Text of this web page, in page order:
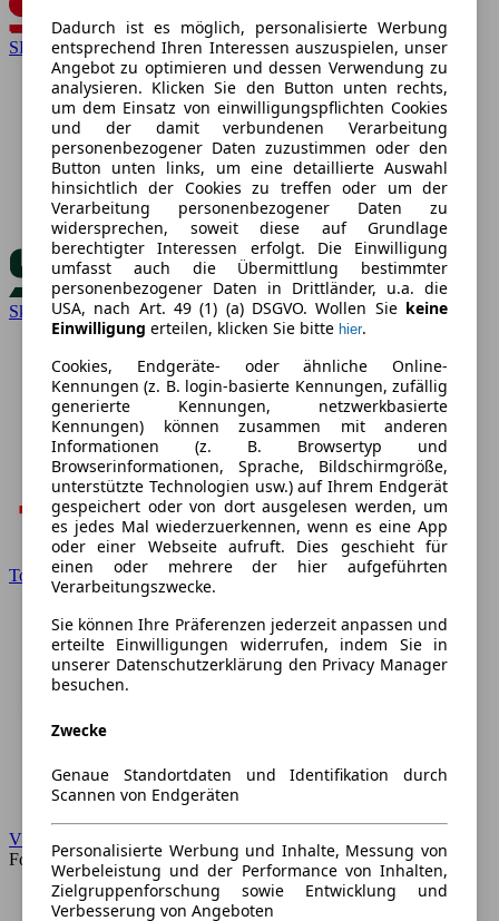
SEAT
Skoda
Toyota
VW
Forum
Dadurch ist es möglich, personalisierte Werbung
entsprechend Ihren Interessen auszuspielen, unser
Angebot zu optimieren und dessen Verwendung zu
analysieren. Klicken Sie den Button unten rechts,
um dem Einsatz von einwilligungspflichten Cookies
und der damit verbundenen Verarbeitung
personenbezogener Daten zuzustimmen oder den
Button unten links, um eine detaillierte Auswahl
hinsichtlich der Cookies zu treffen oder um der
Verarbeitung personenbezogener Daten zu
widersprechen, soweit diese auf Grundlage
berechtigter Interessen erfolgt. Die Einwilligung
umfasst auch die Übermittlung bestimmter
personenbezogener Daten in Drittländer, u.a. die
USA, nach Art. 49 (1) (a) DSGVO. Wollen Sie keine
Einwilligung erteilen, klicken Sie bitte hier.
Cookies, Endgeräte- oder ähnliche Online-
Kennungen (z. B. login-basierte Kennungen, zufällig
generierte Kennungen, netzwerkbasierte
Kennungen) können zusammen mit anderen
Informationen (z. B. Browsertyp und
Browserinformationen, Sprache, Bildschirmgröße,
unterstützte Technologien usw.) auf Ihrem Endgerät
gespeichert oder von dort ausgelesen werden, um
es jedes Mal wiederzuerkennen, wenn es eine App
oder einer Webseite aufruft. Dies geschieht für
einen oder mehrere der hier aufgeführten
Verarbeitungszwecke.
Sie können Ihre Präferenzen jederzeit anpassen und
erteilte Einwilligungen widerrufen, indem Sie in
unserer Datenschutzerklärung den Privacy Manager
besuchen.
Zwecke
Genaue Standortdaten und Identifikation durch
Scannen von Endgeräten
Personalisierte Werbung und Inhalte, Messung von
Werbeleistung und der Performance von Inhalten,
Zielgruppenforschung sowie Entwicklung und
Verbesserung von Angeboten